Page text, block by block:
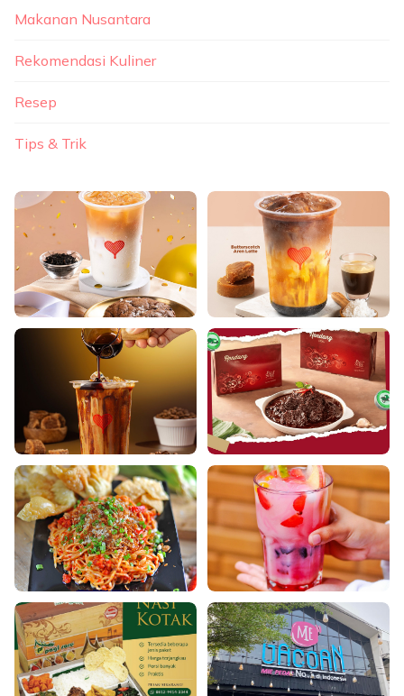
Makanan Nusantara
Rekomendasi Kuliner
Resep
Tips & Trik